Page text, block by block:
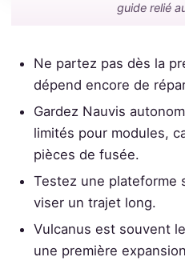
guide relié
Ne partez pas dès la
dépend encore de
Gardez Nauvis
limités pour modules,
pièces de fusée.
Testez une plateforme
viser un trajet long.
Vulcanus est souvent
une première